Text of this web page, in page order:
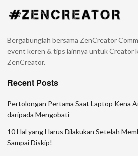
Bergabunglah bersama ZenCreator
event keren & tips lainnya untuk Creator
ZenCreator.
Recent Posts
Pertolongan Pertama Saat Laptop Kena
daripada Mengobati
10 Hal yang Harus Dilakukan Setelah
Sampai Diskip!